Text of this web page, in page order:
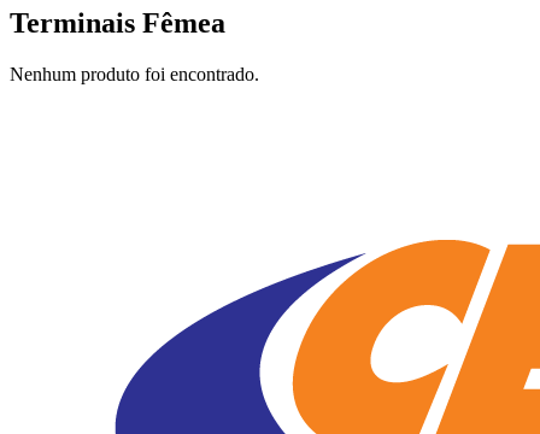
Terminais Fêmea
Nenhum produto foi encontrado.